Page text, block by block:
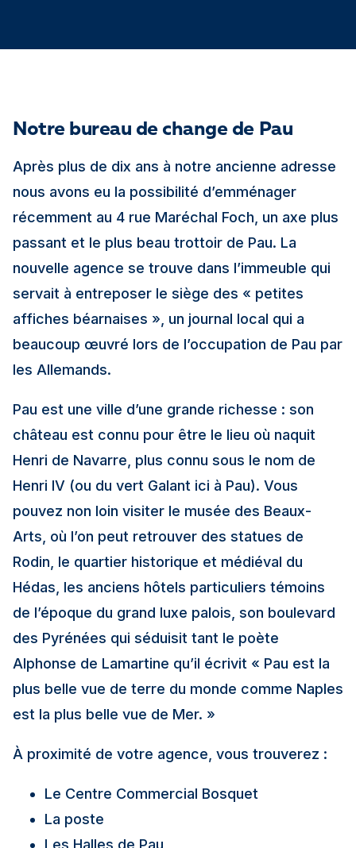
Notre bureau de change de Pau
Après plus de dix ans à notre ancienne adresse
nous avons eu la possibilité d’emménager
récemment au 4 rue Maréchal Foch, un axe plus
passant et le plus beau trottoir de Pau. La
nouvelle agence se trouve dans l’immeuble qui
servait à entreposer le siège des « petites
affiches béarnaises », un journal local qui a
beaucoup œuvré lors de l’occupation de Pau par
les Allemands.
Pau est une ville d’une grande richesse : son
château est connu pour être le lieu où naquit
Henri de Navarre, plus connu sous le nom de
Henri IV (ou du vert Galant ici à Pau). Vous
pouvez non loin visiter le musée des Beaux-
Arts, où l’on peut retrouver des statues de
Rodin, le quartier historique et médiéval du
Hédas, les anciens hôtels particuliers témoins
de l’époque du grand luxe palois, son boulevard
des Pyrénées qui séduisit tant le poète
Alphonse de Lamartine qu’il écrivit « Pau est la
plus belle vue de terre du monde comme Naples
est la plus belle vue de Mer. »
À proximité de votre agence, vous trouverez :
Le Centre Commercial Bosquet
La poste
Les Halles de Pau